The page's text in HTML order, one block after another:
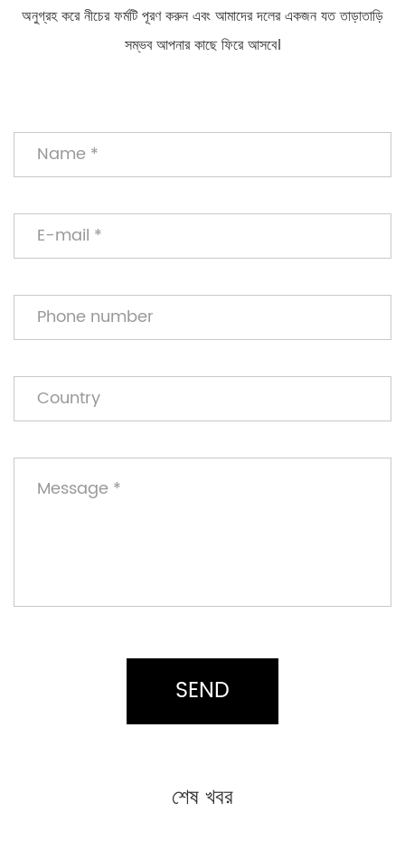
অনুগ্রহ করে নীচের ফর্মটি পূরণ করুন এবং আমাদের দলের একজন যত তাড়াতাড়ি
সম্ভব আপনার কাছে ফিরে আসবে।
শেষ খবর